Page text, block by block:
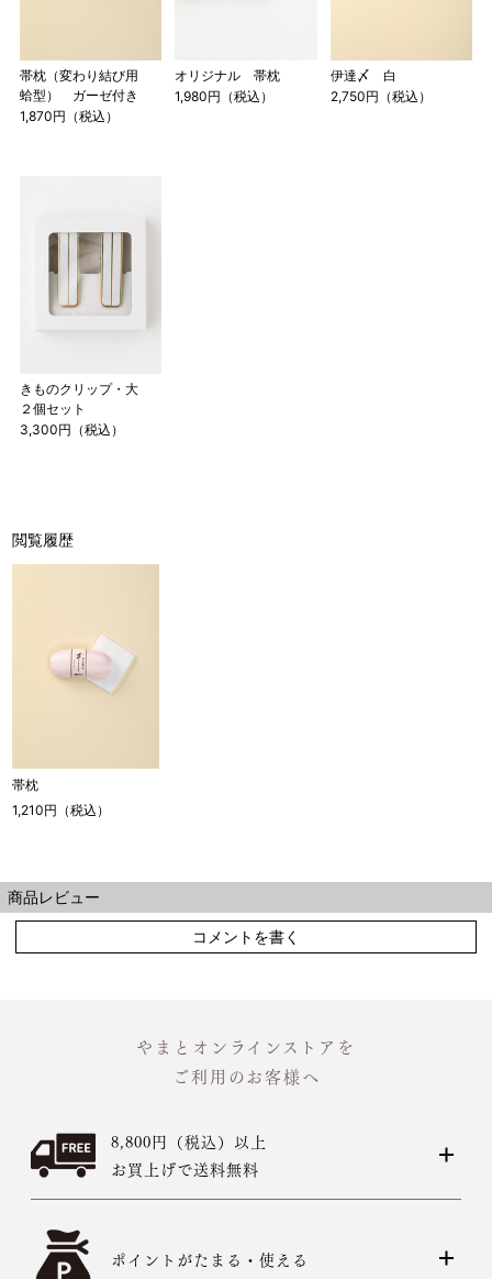
帯枕（変わり結び用
蛤型） ガーゼ付き
1,870円（税込）
オリジナル 帯枕
1,980円（税込）
伊達〆 白
2,750円（税込）
きものクリップ・大
２個セット
3,300円（税込）
閲覧履歴
帯枕
1,210円（税込）
商品レビュー
コメントを書く
やまとオンラインストアを
ご利用のお客様へ
8,800円（税込）以上
お買上げで送料無料
ポイントがたまる・使える